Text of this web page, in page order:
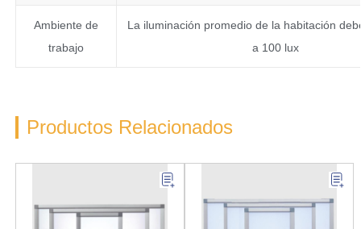
Ambiente de
trabajo
La iluminación promedio de la habitación
a 100 lux
Productos Relacionados